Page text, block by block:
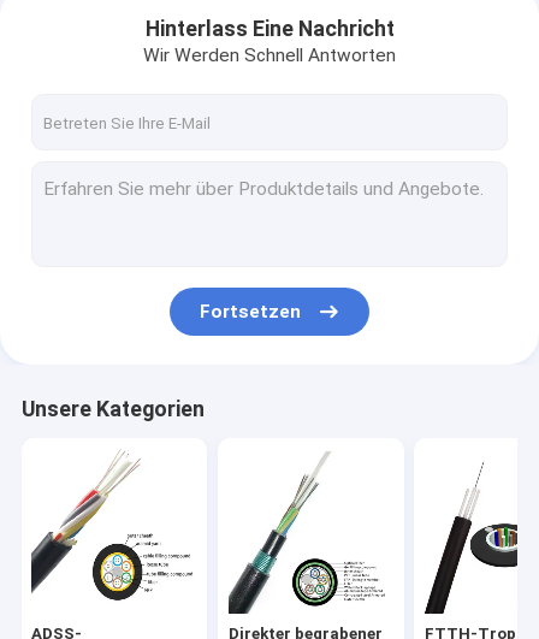
Kontakt
FTTH-Tropfen-Lichtwellenleiter
Faser-Optikverbindungskabel
Faser PLC-Teiler
Verbindungskabel MPO MTP
Hinterlass Eine Nachricht
Wir Werden Schnell Antworten
Fortsetzen
Unsere Kategorien
ADSS- Direkter begrabener FTTH-